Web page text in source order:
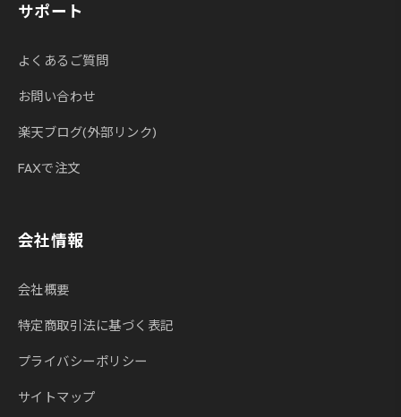
サポート
よくあるご質問
お問い合わせ
楽天ブログ(外部リンク)
FAXで注文
会社情報
会社概要
特定商取引法に基づく表記
プライバシーポリシー
サイトマップ